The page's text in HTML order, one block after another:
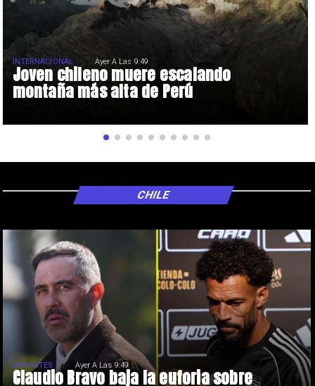
Joven chileno muere escalando
montaña más alta de Perú
INTERNACIONAL Ayer A Las 9:49
Claudio Bravo baja la euforia sobre
DEPORTES Ayer A Las 9:49
CHILE